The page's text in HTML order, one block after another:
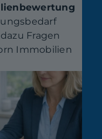
Fragen
Immobilien